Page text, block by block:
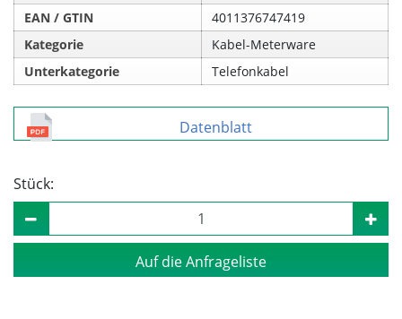
EAN / GTIN
4011376747419
Kategorie
Kabel-Meterware
Unterkategorie
Telefonkabel
Datenblatt
Stück:
Auf die Anfrageliste